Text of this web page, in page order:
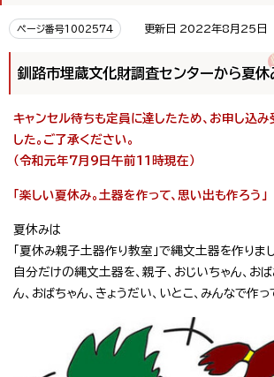
ページ番号1002574 更新日 2022年8月25日
釧路市埋蔵文化財調査センターから夏
キャンセル待ちも定員に達したため、お申し込
した。ご了承ください。
（令和元年7月9日午前11時現在）
「楽しい夏休み。土器を作って、思い出も作ろう」
夏休みは
「夏休み親子土器作り教室」で縄文土器を作りまし
自分だけの縄文土器を、親子、おじいちゃん、おば
ん、おばちゃん、きょうだい、いとこ、みんなで作っ